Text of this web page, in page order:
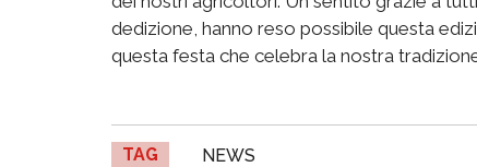
dedizione, hanno reso possibile questa
questa festa che celebra la nostra
TAG NEWS